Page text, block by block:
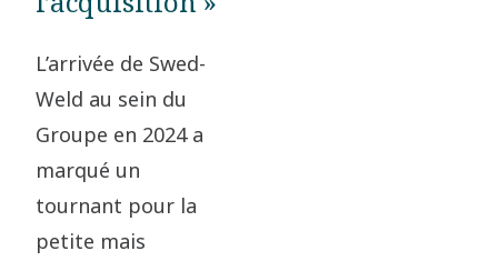
L’arrivée de Swed-
Weld au sein du
Groupe en 2024 a
marqué un
tournant pour la
petite mais